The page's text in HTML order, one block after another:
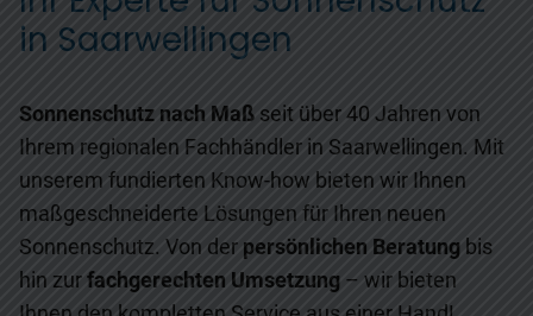
in Saarwellingen
Sonnenschutz nach Maß seit über 40 Jahren von
Ihrem regionalen Fachhändler in Saarwellingen. Mit
unserem fundierten Know-how bieten wir Ihnen
maßgeschneiderte Lösungen für Ihren neuen
Sonnenschutz. Von der persönlichen Beratung bis
hin zurfachgerechten Umsetzung – wir bieten